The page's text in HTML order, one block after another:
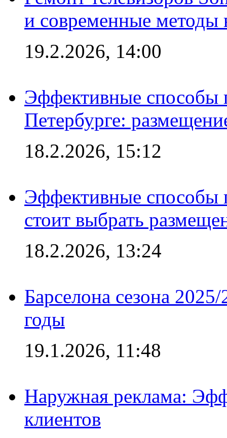
и современные методы
19.2.2026, 14:00
Эффективные способы
Петербурге:
18.2.2026, 15:12
Эффективные способы
стоит выбрать
18.2.2026, 13:24
Барселона сезона
годы
19.1.2026, 11:48
Наружная реклама:
клиентов